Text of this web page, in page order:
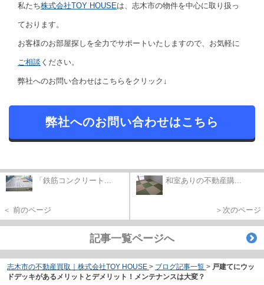
私たち株式会社TOY HOUSEは、志木市の物件を中心に取り扱っ
ております。
お客様のお部屋探しを全力でサポートいたしますので、お気軽に
ご相談 ください。
弊社へのお問い合わせはこちらをクリック↓
弊社へのお問い合わせはこちら
「鉄筋コンクリート...
＜ 前のページ
和室ありの不動産購...
＞次のページ
記事一覧ページへ
志木市の不動産買取｜株式会社TOY HOUSE > ブログ記事一覧 > 戸建てにウッ
ドデッキがあるメリットとデメリット！メンテナンスは大変？